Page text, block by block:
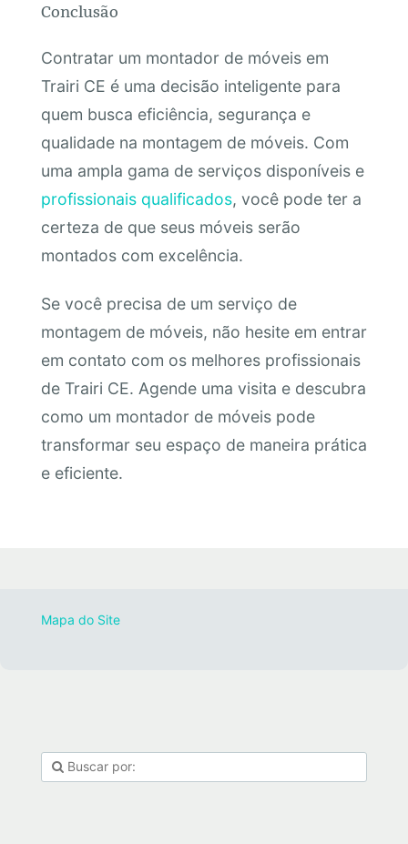
Conclusão
Contratar um montador de móveis em
Trairi CE é uma decisão inteligente para
quem busca eficiência, segurança e
qualidade na montagem de móveis. Com
uma ampla gama de serviços disponíveis e
profissionais qualificados, você pode ter a
certeza de que seus móveis serão
montados com excelência.
Se você precisa de um serviço de
montagem de móveis, não hesite em entrar
em contato com os melhores profissionais
de Trairi CE. Agende uma visita e descubra
como um montador de móveis pode
transformar seu espaço de maneira prática
e eficiente.
Mapa do Site